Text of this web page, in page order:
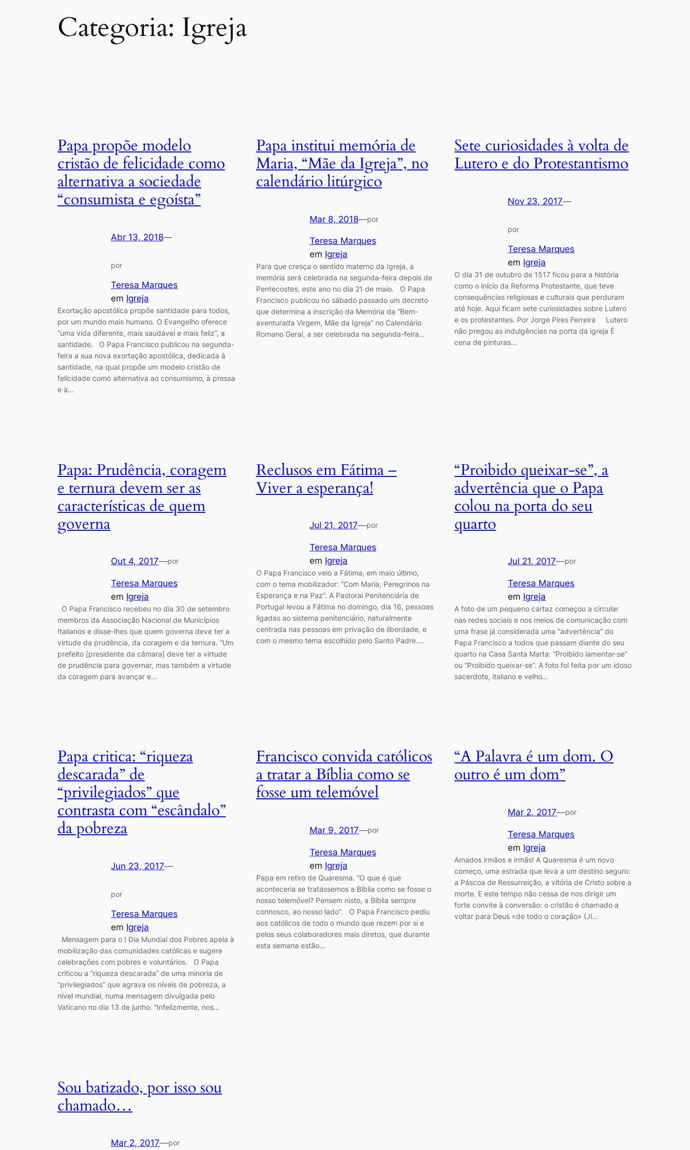
Categoria: Igreja
Papa propõe modelo
cristão de felicidade como
alternativa a sociedade
“consumista e egoísta”
Abr 13, 2018—
por
Teresa Marques
em Igreja
Exortação apostólica propõe santidade para todos,
por um mundo mais humano. O Evangelho oferece
“uma vida diferente, mais saudável e mais feliz”, a
santidade. O Papa Francisco publicou na segunda-
feira a sua nova exortação apostólica, dedicada à
santidade, na qual propõe um modelo cristão de
felicidade como alternativa ao consumismo, à pressa
e à…
Papa institui memória de
Maria, “Mãe da Igreja”, no
calendário litúrgico
Mar 8, 2018—por
Teresa Marques
em Igreja
Para que cresça o sentido materno da Igreja, a
memória será celebrada na segunda-feira depois de
Pentecostes, este ano no dia 21 de maio. O Papa
Francisco publicou no sábado passado um decreto
que determina a inscrição da Memória da “Bem-
aventurada Virgem, Mãe da Igreja” no Calendário
Romano Geral, a ser celebrada na segunda-feira…
Sete curiosidades à volta de
Lutero e do Protestantismo
Nov 23, 2017—
por
Teresa Marques
em Igreja
O dia 31 de outubro de 1517 ficou para a história
como o início da Reforma Protestante, que teve
consequências religiosas e culturais que perduram
até hoje. Aqui ficam sete curiosidades sobre Lutero
e os protestantes. Por Jorge Pires Ferreira Lutero
não pregou as indulgências na porta da igreja É
cena de pinturas…
Papa: Prudência, coragem
e ternura devem ser as
características de quem
governa
Out 4, 2017—por
Teresa Marques
em Igreja
O Papa Francisco recebeu no dia 30 de setembro
membros da Associação Nacional de Municípios
Italianos e disse-lhes que quem governa deve ter a
virtude da prudência, da coragem e da ternura. “Um
prefeito [presidente da câmara] deve ter a virtude
de prudência para governar, mas também a virtude
da coragem para avançar e…
Reclusos em Fátima –
Viver a esperança!
Jul 21, 2017—por
Teresa Marques
em Igreja
O Papa Francisco veio a Fátima, em maio último,
com o tema mobilizador: “Com Maria, Peregrinos na
Esperança e na Paz”. A Pastoral Penitenciária de
Portugal levou a Fátima no domingo, dia 16, pessoas
ligadas ao sistema penitenciário, naturalmente
centrada nas pessoas em privação de liberdade, e
com o mesmo tema escolhido pelo Santo Padre.…
“Proibido queixar-se”, a
advertência que o Papa
colou na porta do seu
quarto
Jul 21, 2017—por
Teresa Marques
em Igreja
A foto de um pequeno cartaz começou a circular
nas redes sociais e nos meios de comunicação com
uma frase já considerada uma “advertência” do
Papa Francisco a todos que passam diante do seu
quarto na Casa Santa Marta: “Proibido lamentar-se”
ou “Proibido queixar-se”. A foto foi feita por um idoso
sacerdote, italiano e velho…
Papa critica: “riqueza
descarada” de
“privilegiados” que
contrasta com “escândalo”
da pobreza
Jun 23, 2017—
por
Teresa Marques
em Igreja
Mensagem para o I Dia Mundial dos Pobres apela à
mobilização das comunidades católicas e sugere
celebrações com pobres e voluntários. O Papa
criticou a “riqueza descarada” de uma minoria de
“privilegiados” que agrava os níveis de pobreza, a
nível mundial, numa mensagem divulgada pelo
Vaticano no dia 13 de junho. “Infelizmente, nos…
Francisco convida católicos
a tratar a Bíblia como se
fosse um telemóvel
Mar 9, 2017—por
Teresa Marques
em Igreja
Papa em retiro de Quaresma. “O que é que
aconteceria se tratássemos a Bíblia como se fosse o
nosso telemóvel? Pensem nisto, a Bíblia sempre
connosco, ao nosso lado”. O Papa Francisco pediu
aos católicos de todo o mundo que rezem por si e
pelos seus colaboradores mais diretos, que durante
esta semana estão…
“A Palavra é um dom. O
outro é um dom”
Mar 2, 2017—por
Teresa Marques
em Igreja
Amados irmãos e irmãs! A Quaresma é um novo
começo, uma estrada que leva a um destino seguro:
a Páscoa de Ressurreição, a vitória de Cristo sobre a
morte. E este tempo não cessa de nos dirigir um
forte convite à conversão: o cristão é chamado a
voltar para Deus «de todo o coração» (Jl…
Sou batizado, por isso sou
chamado…
Mar 2, 2017—por